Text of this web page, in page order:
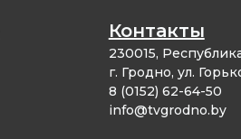
Контакты
230015,
г. Гродно, ул.
8 (0152) 62-64-50
info@tvgrodno.by